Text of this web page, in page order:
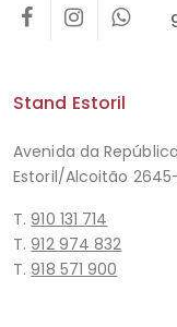
Stand Estoril
Avenida da
Estoril/Alcoitão
T.910 131 714
T.912 974 832
T.918 571 900